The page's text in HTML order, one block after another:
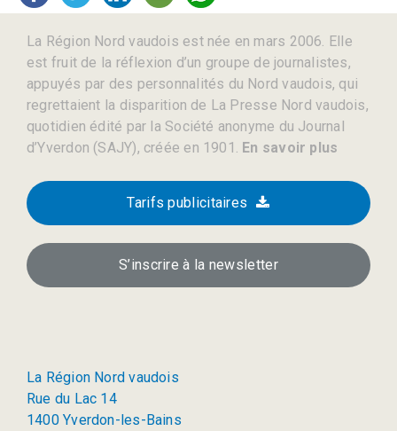
La Région Nord vaudois est née en mars 2006. Elle
est fruit de la réflexion d’un groupe de journalistes,
appuyés par des personnalités du Nord vaudois, qui
regrettaient la disparition de La Presse Nord vaudois,
quotidien édité par la Société anonyme du Journal
d’Yverdon (SAJY), créée en 1901. En savoir plus
Tarifs publicitaires
S’inscrire à la newsletter
La Région Nord vaudois
Rue du Lac 14
1400 Yverdon-les-Bains